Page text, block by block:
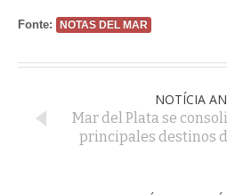
Fonte: NOTAS DEL MAR
NOTÍCIA
Mar del Plata se
principales destinos